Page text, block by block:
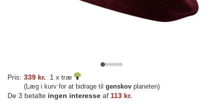
Pris: 339 kr. 1 x træ
(Læg i kurv for at bidrage til genskov planeten)
De 3 betalte ingen interesse af 113 kr.